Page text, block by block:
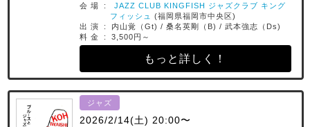
会 場 : JAZZ CLUB KINGFISH ジャズクラブ キング
フィッシュ
(福岡県福岡市中央区)
出 演 : 内山覚（Gt) / 桑名英剛（B) / 武本強志（Ds)
料 金 : 3,500円～
もっと詳しく！
ジャズ
2026/2/14(土) 20:00〜